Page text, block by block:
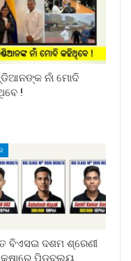
ନାଁ ମୋଦି
!
ବିଏସଇ ଦଶମ ଶ୍ରେଣୀ
ପିଡବ୍ଲ୍ୟୁ